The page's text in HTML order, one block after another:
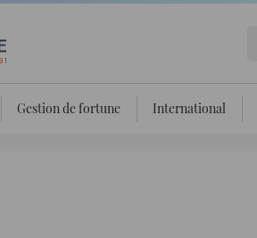
Gestion de fortune International